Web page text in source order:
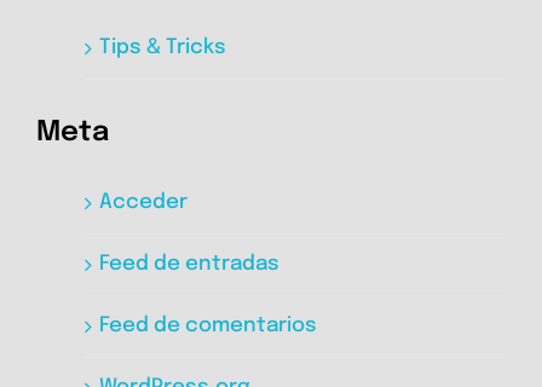
Tips & Tricks
Meta
Acceder
Feed de entradas
Feed de comentarios